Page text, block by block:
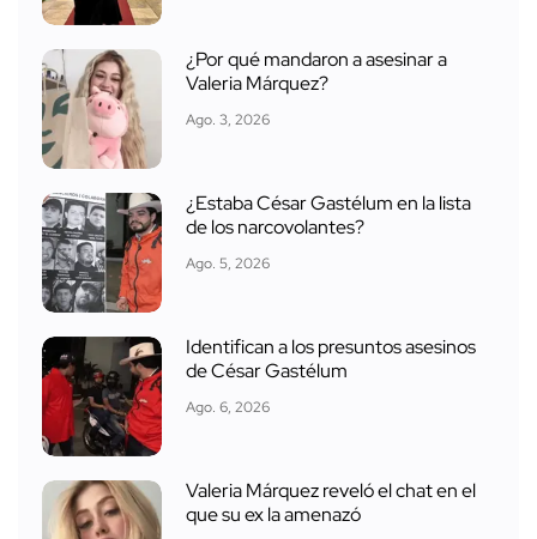
¿Por qué mandaron a asesinar a
Valeria Márquez?
Ago. 3, 2026
¿Estaba César Gastélum en la lista
de los narcovolantes?
Ago. 5, 2026
Identifican a los presuntos asesinos
de César Gastélum
Ago. 6, 2026
Valeria Márquez reveló el chat en el
que su ex la amenazó